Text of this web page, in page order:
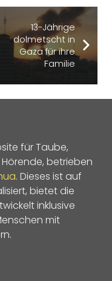
13-Jährige
dolmetscht in
Gaza für ihre
Familie
für Taube,
betrieben
. Dieses ist auf
bietet die
inklusive
mit